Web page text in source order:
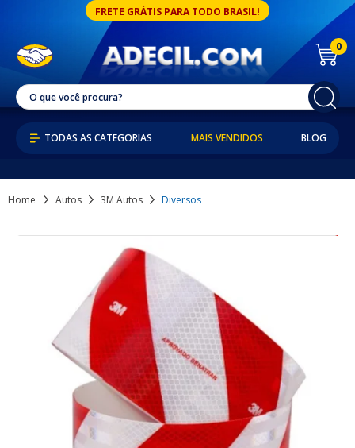
FRETE GRÁTIS PARA TODO BRASIL!
0
MAIS VENDIDOS BLOG
Home Autos 3M Autos Diversos